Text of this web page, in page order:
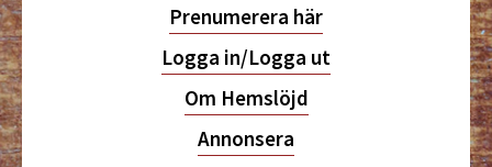
Prenumerera här
Logga in/Logga ut
Om Hemslöjd
Annonsera